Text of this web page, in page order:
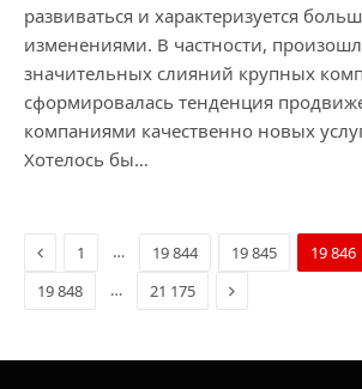
развиваться и характеризуется
изменениями. В частности,
значительных слияний крупных
сформировалась тенденция
компаниями качественно новых
Хотелось бы…
Previous
1 … 19 844 19 845 19 846
19 848
… 21 175 Next